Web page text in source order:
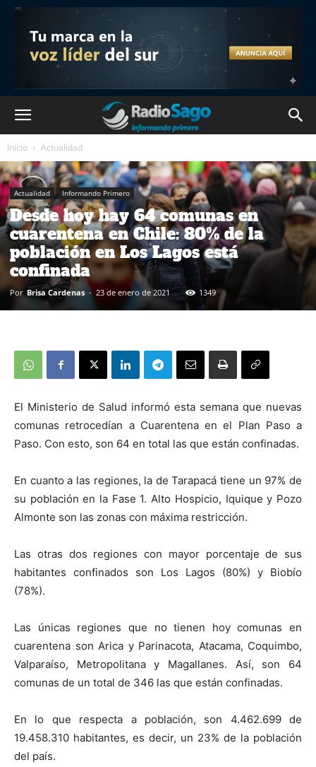
Inicio Actualidad
Actualidad Informando Primero
Desde hoy hay 64 comunas en
cuarentena en Chile: 80% de la
población en Los Lagos está
confinada
Por Brisa Cardenas - 23 de enero de 2021 1349
El Ministerio de Salud informó esta semana que nuevas
comunas retrocedían a Cuarentena en el Plan Paso a
Paso. Con esto, son 64 en total las que están confinadas.
En cuanto a las regiones, la de Tarapacá tiene un 97% de
su población en la Fase 1. Alto Hospicio, Iquique y Pozo
Almonte son las zonas con máxima restricción.
Las otras dos regiones con mayor porcentaje de sus
habitantes confinados son Los Lagos (80%) y Biobío
(78%).
Las únicas regiones que no tienen hoy comunas en
cuarentena son Arica y Parinacota, Atacama, Coquimbo,
Valparaíso, Metropolitana y Magallanes. Así, son 64
comunas de un total de 346 las que están confinadas.
En lo que respecta a población, son 4.462.699 de
19.458.310 habitantes, es decir, un 23% de la población
del país.